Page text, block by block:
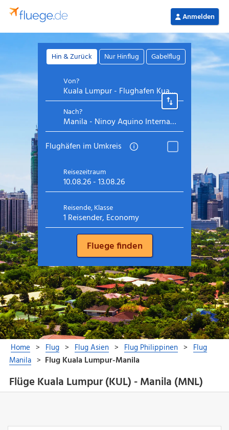
Flüge Kuala Lumpur (KUL) - Manila (MNL)